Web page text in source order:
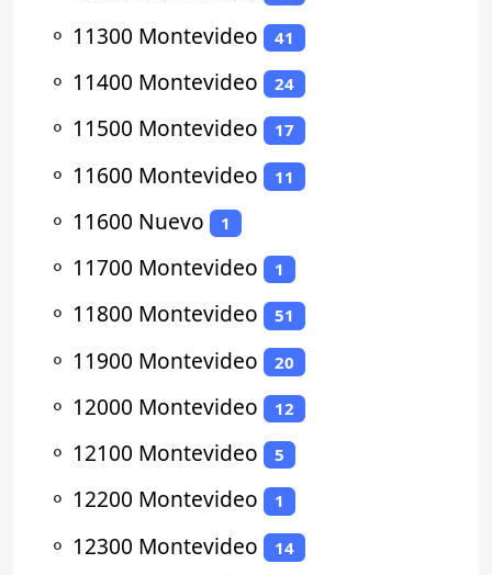
⚬ 11300 Montevideo 41
⚬ 11400 Montevideo 24
⚬ 11500 Montevideo 17
⚬ 11600 Montevideo 11
⚬ 11600 Nuevo 1
⚬ 11700 Montevideo 1
⚬ 11800 Montevideo 51
⚬ 11900 Montevideo 20
⚬ 12000 Montevideo 12
⚬ 12100 Montevideo 5
⚬ 12200 Montevideo 1
⚬ 12300 Montevideo 14